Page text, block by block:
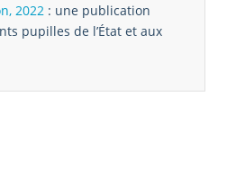
2022 : une publication
pupilles de l’État et aux